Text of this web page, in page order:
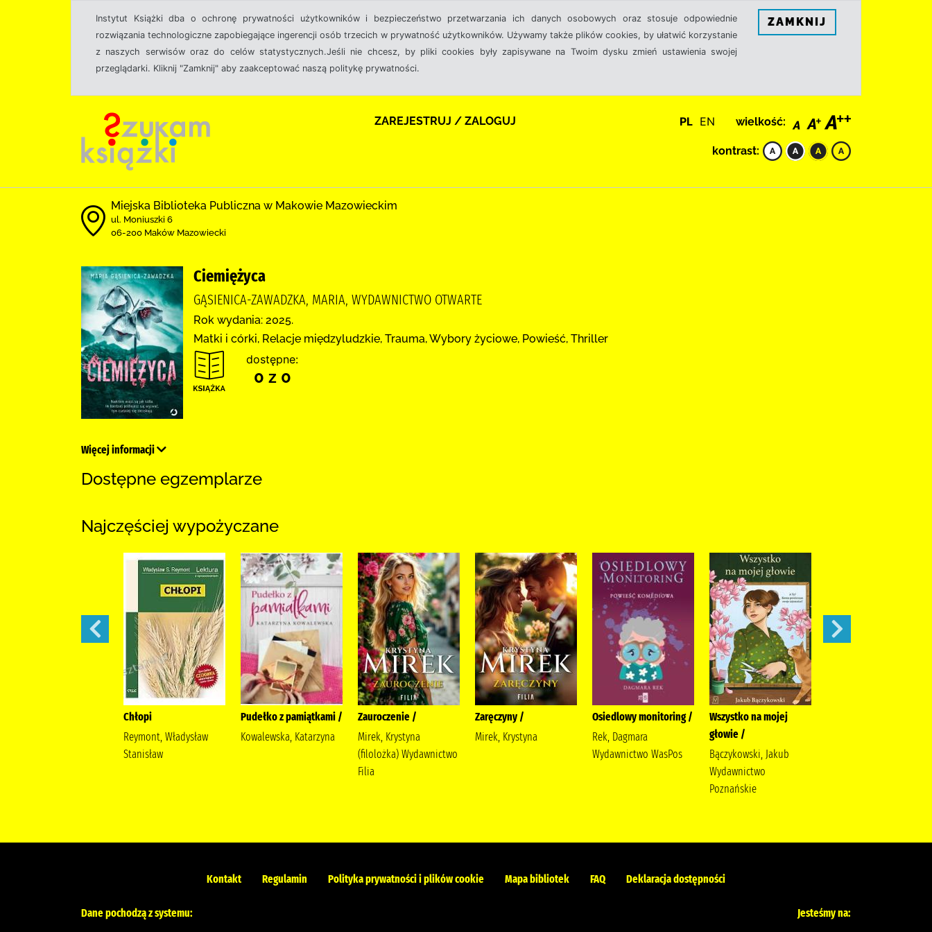
Instytut Książki dba o ochronę prywatności użytkowników i bezpieczeństwo przetwarzania ich danych osobowych oraz stosuje odpowiednie
rozwiązania technologiczne zapobiegające ingerencji osób trzecich w prywatność użytkowników. Używamy także plików cookies, by ułatwić korzystanie
z naszych serwisów oraz do celów statystycznych.Jeśli nie chcesz, by pliki cookies były zapisywane na Twoim dysku zmień ustawienia swojej
przeglądarki. Kliknij "Zamknij" aby zaakceptować naszą politykę prywatności.
ZAMKNIJ
ZAREJESTRUJ / ZALOGUJ PL EN wielkość:
kontrast:
Miejska Biblioteka Publiczna w Makowie Mazowieckim
ul. Moniuszki 6
06-200 Maków Mazowiecki
Ciemiężyca
GĄSIENICA-ZAWADZKA, MARIA, WYDAWNICTWO OTWARTE
Rok wydania: 2025.
Matki i córki, Relacje międzyludzkie, Trauma, Wybory życiowe, Powieść, Thriller
dostępne:
0 z 0
Więcej informacji
Dostępne egzemplarze
Najczęściej wypożyczane
Chłopi
Reymont, Władysław
Stanisław
Pudełko z pamiątkami /
Kowalewska, Katarzyna
Zauroczenie /
Mirek, Krystyna
(filolożka) Wydawnictwo
Filia
Zaręczyny /
Mirek, Krystyna
Osiedlowy monitoring /
Rek, Dagmara
Wydawnictwo WasPos
Wszystko na mojej
głowie /
Bączykowski, Jakub
Wydawnictwo
Poznańskie
Kontakt Regulamin Polityka prywatności i plików cookie Mapa bibliotek FAQ Deklaracja dostępności
Dane pochodzą z systemu: Jesteśmy na: